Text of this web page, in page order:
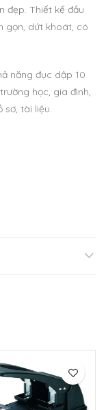
đẹp. Thiết kế đầu
gọn, dứt khoát, có
năng đục dập 10
học, gia đình,
sơ, tài liệu.